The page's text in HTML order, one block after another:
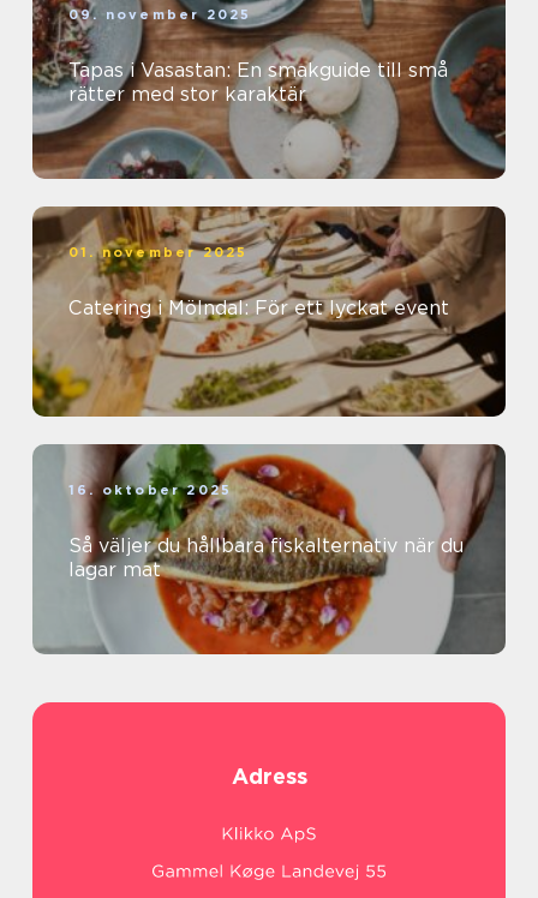
09. november 2025
Tapas i Vasastan: En smakguide till små
rätter med stor karaktär
01. november 2025
Catering i Mölndal: För ett lyckat event
16. oktober 2025
Så väljer du hållbara fiskalternativ när du
lagar mat
Adress